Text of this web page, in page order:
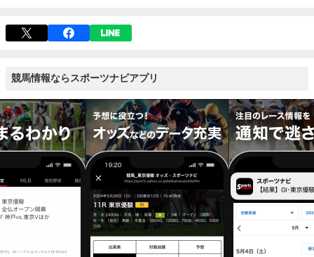
競馬情報ならスポーツナビアプリ